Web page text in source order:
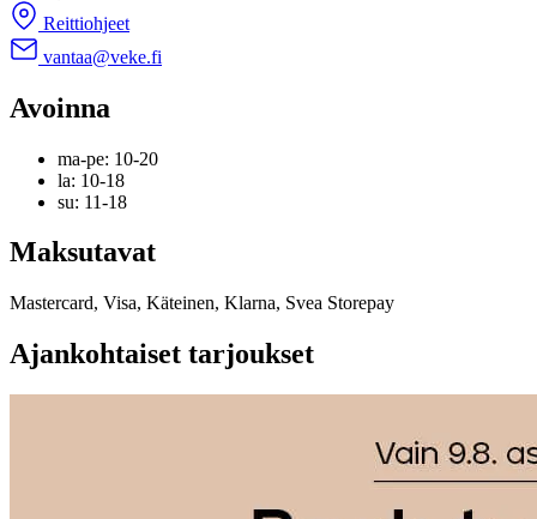
Reittiohjeet
vantaa@veke.fi
Avoinna
ma-pe: 10-20
la: 10-18
su: 11-18
Maksutavat
Mastercard, Visa, Käteinen, Klarna, Svea Storepay
Ajankohtaiset tarjoukset